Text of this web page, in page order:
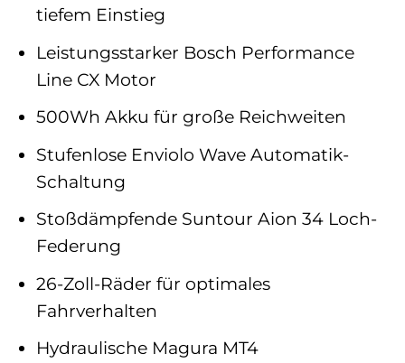
tiefem Einstieg
Leistungsstarker Bosch Performance
Line CX Motor
500Wh Akku für große Reichweiten
Stufenlose Enviolo Wave Automatik-
Schaltung
Stoßdämpfende Suntour Aion 34 Loch-
Federung
26-Zoll-Räder für optimales
Fahrverhalten
Hydraulische Magura MT4